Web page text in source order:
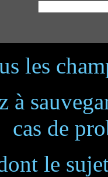
les
à
cas de
le